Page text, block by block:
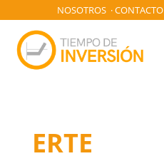
NOSOTROS ·CONTACTO
ERTE